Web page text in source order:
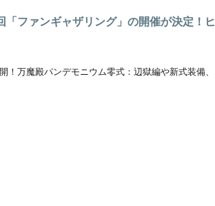
「ファンギャザリング」の開催が決定！ヒ
万魔殿パンデモニウム零式：辺獄編や新式装備、